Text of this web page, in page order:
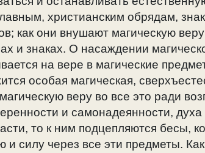
христианским обрядам,
как они внушают магическую
и знаках. О насаждении
на вере в магические
особая магическая,
веру во все это ради
и самонадеянности,
то к ним подцепляются бесы,
и силу через все эти предметы.